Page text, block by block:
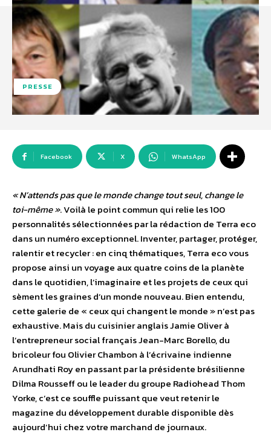
PRESSE
Facebook X WhatsApp
« N’attends pas que le monde change tout seul, change le
toi-même ». Voilà le point commun qui relie les 100
personnalités sélectionnées par la rédaction de Terra eco
dans un numéro exceptionnel. Inventer, partager, protéger,
ralentir et recycler : en cinq thématiques, Terra eco vous
propose ainsi un voyage aux quatre coins de la planète
dans le quotidien, l’imaginaire et les projets de ceux qui
sèment les graines d’un monde nouveau. Bien entendu,
cette galerie de « ceux qui changent le monde » n’est pas
exhaustive. Mais du cuisinier anglais Jamie Oliver à
l’entrepreneur social français Jean-Marc Borello, du
bricoleur fou Olivier Chambon à l’écrivaine indienne
Arundhati Roy en passant par la présidente brésilienne
Dilma Rousseff ou le leader du groupe Radiohead Thom
Yorke, c’est ce souffle puissant que veut retenir le
magazine du développement durable disponible dès
aujourd’hui chez votre marchand de journaux.